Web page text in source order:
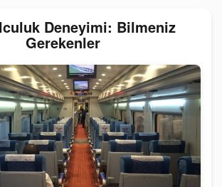
Deneyimi: Bilmeniz
Gerekenler